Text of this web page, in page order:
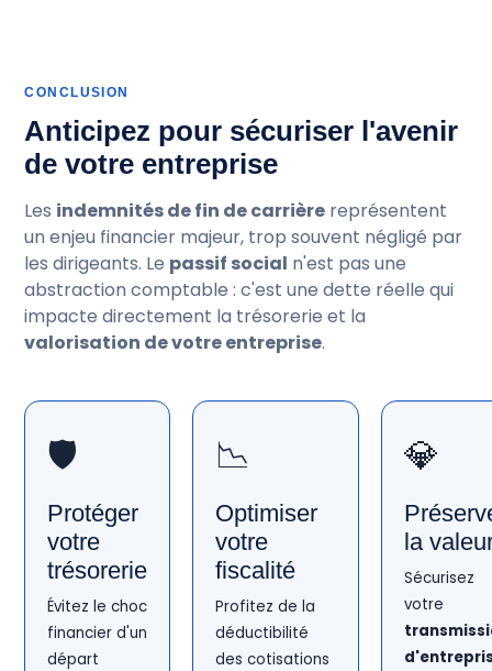
CONCLUSION
Anticipez pour sécuriser l'avenir
de votre entreprise
Les indemnités de fin de carrière représentent
un enjeu financier majeur, trop souvent négligé par
les dirigeants. Le passif social n'est pas une
abstraction comptable : c'est une dette réelle qui
impacte directement la trésorerie et la
valorisation de votre entreprise.
🛡️
Protéger
votre
trésorerie
Évitez le choc
financier d'un
départ
📉
Optimiser
votre
fiscalité
Profitez de la
déductibilité
des cotisations
💎
la
Sécurisez
votre